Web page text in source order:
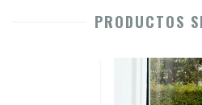
PRODUCTOS